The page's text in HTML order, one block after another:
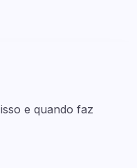
e quando faz